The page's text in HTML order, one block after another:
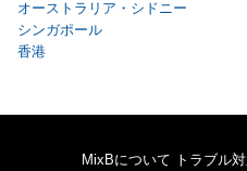
オーストラリア・シドニー
シンガポール
香港
MixBについて トラブル